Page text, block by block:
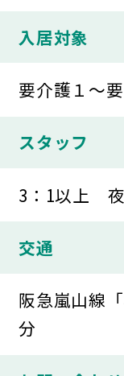
入居対象
要介護１～
スタッフ
3：1以上 夜
交通
阪急嵐山線
分